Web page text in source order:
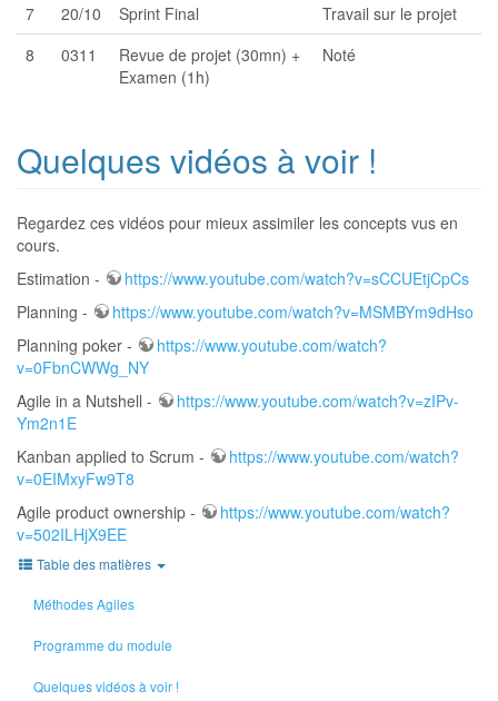
7
20/10 Sprint Final
Travail sur le projet
8
0311
Revue de projet (30mn) +
Examen (1h)
Noté
Quelques vidéos à voir !
Regardez ces vidéos pour mieux assimiler les concepts vus en
cours.
Estimation -
https://www.youtube.com/watch?v=sCCUEtjCpCs
Planning -
https://www.youtube.com/watch?v=MSMBYm9dHso
Planning poker -
https://www.youtube.com/watch?
v=0FbnCWWg_NY
Agile in a Nutshell -
https://www.youtube.com/watch?v=zIPv-
Ym2n1E
Kanban applied to Scrum -
https://www.youtube.com/watch?
v=0EIMxyFw9T8
Agile product ownership -
https://www.youtube.com/watch?
v=502ILHjX9EE
Table des matières
Méthodes Agiles
Programme du module
Quelques vidéos à voir !